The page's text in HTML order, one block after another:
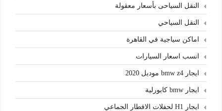
النقل السياحى بأسعار معقولة
النقل السياحي
اماكن سياجية في القاهرة
انسب اسعار السيارات
ايجار bmw z4 موديل 2020
ايجار bmw كابورلية
ايجار H1 لحفلات الافطار الجماعي